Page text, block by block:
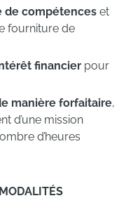
de compétences et
fourniture de
financier pour
manière forfaitaire,
d’une mission
d’heures